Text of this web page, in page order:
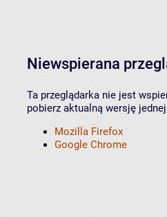
Niewspierana
Ta przeglądarka nie jest
pobierz aktualną wersję
Mozilla Firefox
Google Chrome